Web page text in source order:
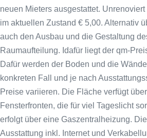
neuen Mieters ausgestattet.
im aktuellen Zustand € 5,00. Alternativ
auch den Ausbau und die Gestaltung
Raumaufteilung. Idafür liegt der qm-
Dafür werden der Boden und die
konkreten Fall und je nach
Preise variieren. Die Fläche verfügt
Fensterfronten, die für viel Tageslicht
erfolgt über eine Gaszentralheizung.
Ausstattung inkl. Internet und